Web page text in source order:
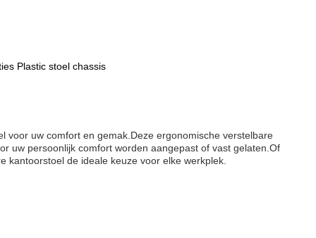
Plastic stoel chassis
voor uw comfort en gemak.Deze ergonomische verstelbare
uw persoonlijk comfort worden aangepast of vast gelaten.Of
kantoorstoel de ideale keuze voor elke werkplek.